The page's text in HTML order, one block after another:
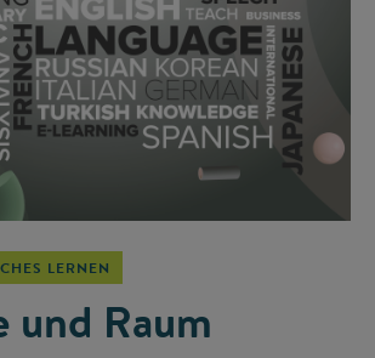
LERNEN
und Raum